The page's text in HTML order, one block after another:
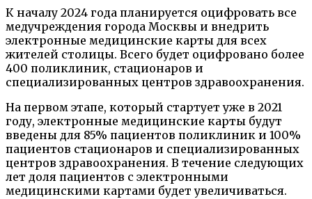
К началу 2024 года планируется оцифровать все
медучреждения города Москвы и внедрить
электронные медицинские карты для всех
жителей столицы. Всего будет оцифровано более
400 поликлиник, стационаров и
специализированных центров здравоохранения.
На первом этапе, который стартует уже в 2021
году, электронные медицинские карты будут
введены для 85% пациентов поликлиник и 100%
пациентов стационаров и специализированных
центров здравоохранения. В течение следующих
лет доля пациентов с электронными
медицинскими картами будет увеличиваться.